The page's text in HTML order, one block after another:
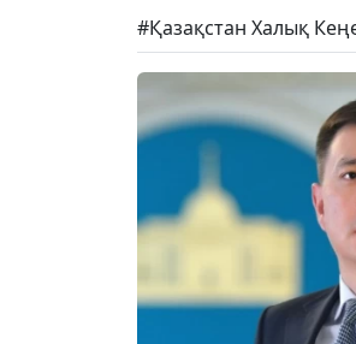
#Қазақстан Халық